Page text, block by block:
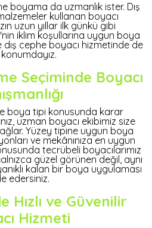
boyama da uzmanlık ister. Dış
kullanan boyacı
uzun yıllar ilk günkü gibi
iklim koşullarına uygun boya
cephe boyacı hizmetinde de
Seçiminde Boyacı
boya tipi konusunda karar
uzman boyacı ekibimiz size
Yüzey tipine uygun boya
ve mekânınıza en uygun
tecrübeli boyacılarımız
güzel görünen değil, aynı
kalan bir boya uygulaması
edersiniz.
Hızlı ve Güvenilir
Hizmeti